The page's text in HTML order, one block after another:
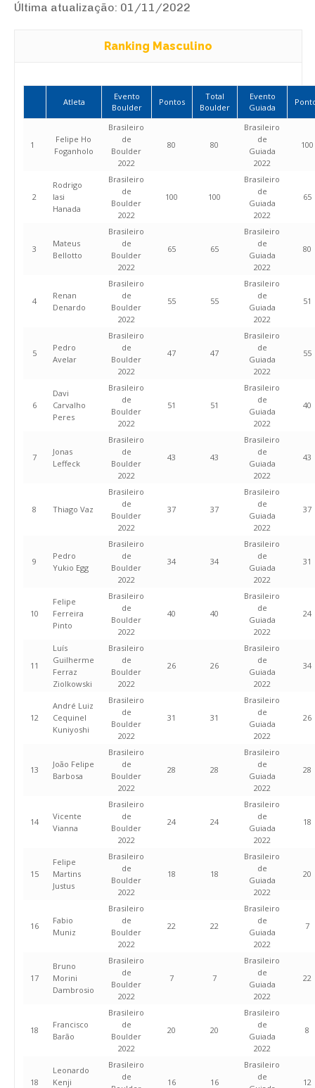
Última atualização: 01/11/2022
Ranking Masculino
Atleta
Evento
Boulder
Pontos
Total
Boulder
Evento
Guiada
1
Felipe Ho
Foganholo
Brasileiro
de
Boulder
2022
80 80
Brasileiro
de
Guiada
2022
100
2
Rodrigo
Iasi
Hanada
Brasileiro
de
Boulder
2022
100 100
Brasileiro
de
Guiada
2022
65
3
Mateus
Bellotto
Brasileiro
de
Boulder
2022
65 65
Brasileiro
de
Guiada
2022
80
4
Renan
Denardo
Brasileiro
de
Boulder
2022
55 55
Brasileiro
de
Guiada
2022
51
5
Pedro
Avelar
Brasileiro
de
Boulder
2022
47 47
Brasileiro
de
Guiada
2022
55
6
Davi
Carvalho
Peres
Brasileiro
de
Boulder
2022
51 51
Brasileiro
de
Guiada
2022
40
7
Jonas
Leffeck
Brasileiro
de
Boulder
2022
43 43
Brasileiro
de
Guiada
2022
43
8 Thiago Vaz
Brasileiro
de
Boulder
2022
37 37
Brasileiro
de
Guiada
2022
37
9
Pedro
Yukio Egg
Brasileiro
de
Boulder
2022
34 34
Brasileiro
de
Guiada
2022
31
10
Felipe
Ferreira
Pinto
Brasileiro
de
Boulder
2022
40 40
Brasileiro
de
Guiada
2022
24
11
Luís
Guilherme
Ferraz
Ziolkowski
Brasileiro
de
Boulder
2022
26 26
Brasileiro
de
Guiada
2022
34
12
André Luiz
Cequinel
Kuniyoshi
Brasileiro
de
Boulder
2022
31 31
Brasileiro
de
Guiada
2022
26
13
João Felipe
Barbosa
Brasileiro
de
Boulder
2022
28 28
Brasileiro
de
Guiada
2022
28
14
Vicente
Vianna
Brasileiro
de
Boulder
2022
24 24
Brasileiro
de
Guiada
2022
18
15
Felipe
Martins
Justus
Brasileiro
de
Boulder
2022
18 18
Brasileiro
de
Guiada
2022
20
16
Fabio
Muniz
Brasileiro
de
Boulder
2022
22 22
Brasileiro
de
Guiada
2022
7
17
Bruno
Morini
Dambrosio
Brasileiro
de
Boulder
2022
7 7
Brasileiro
de
Guiada
2022
22
18
Francisco
Barão
Brasileiro
de
Boulder
2022
20 20
Brasileiro
de
Guiada
2022
8
18
Leonardo
Kenji
Brasileiro
de
16 16
Brasileiro
de
12